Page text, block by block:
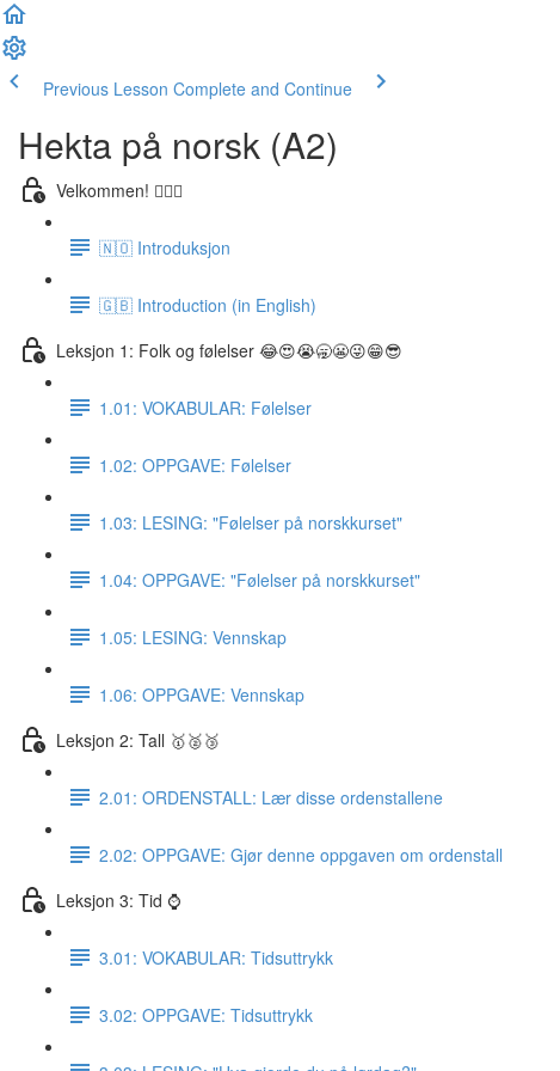
Previous Lesson Complete and Continue
Hekta på norsk (A2)
Velkommen! 🙋🏼‍♂️
🇳🇴 Introduksjon
🇬🇧 Introduction (in English)
Leksjon 1: Folk og følelser 😂😍😭🥱😬😜😁😎
1.01: VOKABULAR: Følelser
1.02: OPPGAVE: Følelser
1.03: LESING: "Følelser på norskkurset"
1.04: OPPGAVE: "Følelser på norskkurset"
1.05: LESING: Vennskap
1.06: OPPGAVE: Vennskap
Leksjon 2: Tall 🥇🥈🥉
2.01: ORDENSTALL: Lær disse ordenstallene
2.02: OPPGAVE: Gjør denne oppgaven om ordenstall
Leksjon 3: Tid ⌚️
3.01: VOKABULAR: Tidsuttrykk
3.02: OPPGAVE: Tidsuttrykk